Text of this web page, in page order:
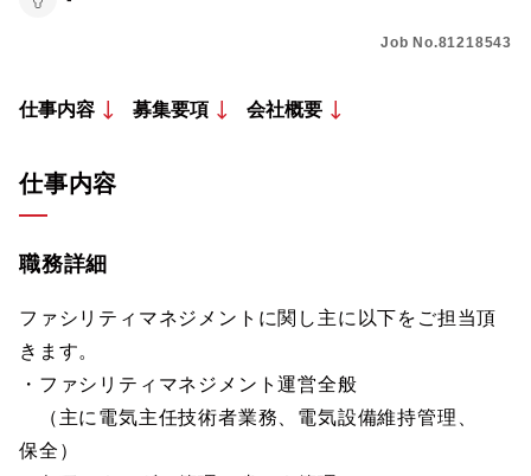
Job No.81218543
仕事内容 募集要項 会社概要
仕事内容
職務詳細
ファシリティマネジメントに関し主に以下をご担当頂
きます。
・ファシリティマネジメント運営全般
（主に電気主任技術者業務、電気設備維持管理、
保全）